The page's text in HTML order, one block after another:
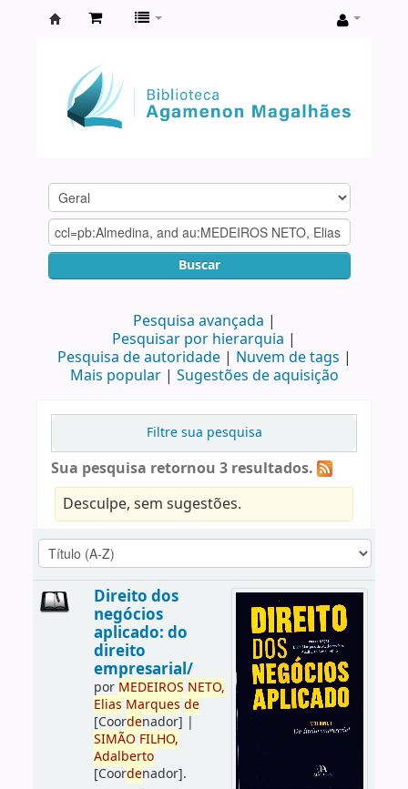
Agamenon
Magalhães
Buscar
Pesquisa avançada
Pesquisar por hierarquia
Pesquisa de autoridade
Nuvem de tags
Mais popular
Sugestões de aquisição
Filtre sua pesquisa
Sua pesquisa retornou 3 resultados.
Desculpe, sem sugestões.
Direito dos
negócios
aplicado: do
direito
empresarial/
por MEDEIROS NETO,
Elias Marques de
[Coordenador] |
SIMÃO FILHO,
Adalberto
[Coordenador].